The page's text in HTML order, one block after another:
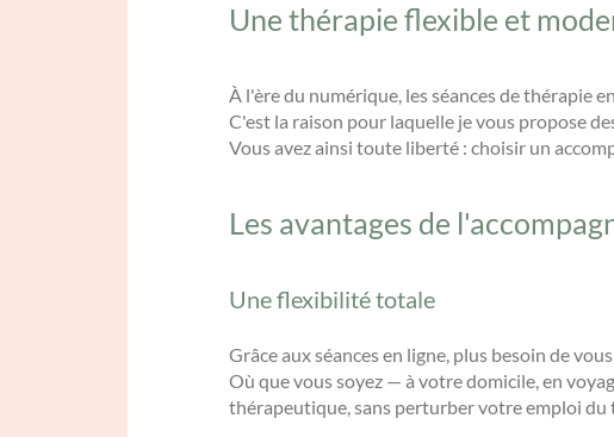
Une thérapie flexible et
À l'ère du numérique, les séances de thérapie
C'est la raison pour laquelle je vous propose
Vous avez ainsi toute liberté : choisir un
Les avantages de
Une flexibilité totale
Grâce aux séances en ligne, plus besoin de
Où que vous soyez — à votre domicile, en
thérapeutique, sans perturber votre emploi du